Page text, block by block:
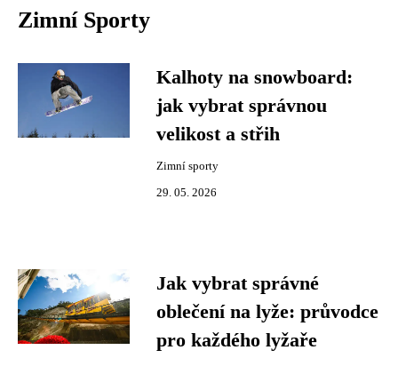
Zimní Sporty
Kalhoty na snowboard:
jak vybrat správnou
velikost a střih
Zimní sporty
29. 05. 2026
Jak vybrat správné
oblečení na lyže: průvodce
pro každého lyžaře